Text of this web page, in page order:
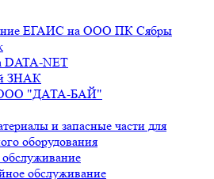
ЕГАИС на ООО ПК Сябры
DATA-NET
ЗНАК
ООО "ДАТА-БАЙ"
и запасные части для
оборудования
обслуживание